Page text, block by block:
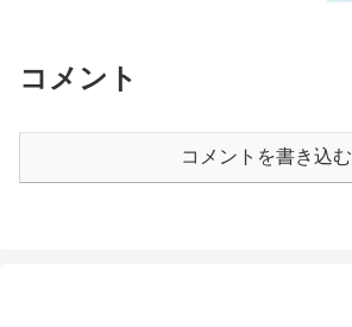
コメント
コメントを書き込む